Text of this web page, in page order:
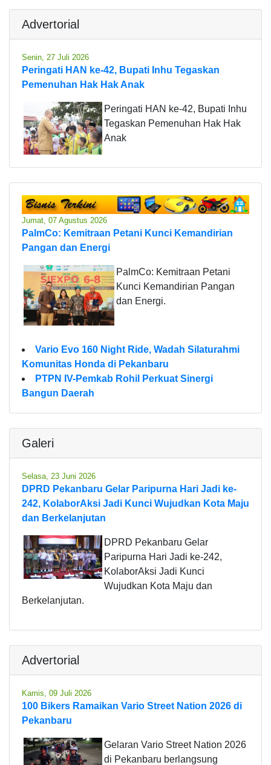
Advertorial
Senin, 27 Juli 2026
Peringati HAN ke-42, Bupati Inhu Tegaskan
Pemenuhan Hak Hak Anak
Peringati HAN ke-42, Bupati Inhu
Tegaskan Pemenuhan Hak Hak
Anak
Jumat, 07 Agustus 2026
PalmCo: Kemitraan Petani Kunci Kemandirian
Pangan dan Energi
PalmCo: Kemitraan Petani
Kunci Kemandirian Pangan
dan Energi.
Vario Evo 160 Night Ride, Wadah Silaturahmi
Komunitas Honda di Pekanbaru
PTPN IV-Pemkab Rohil Perkuat Sinergi
Bangun Daerah
Galeri
Selasa, 23 Juni 2026
DPRD Pekanbaru Gelar Paripurna Hari Jadi ke-
242, KolaborAksi Jadi Kunci Wujudkan Kota Maju
dan Berkelanjutan
DPRD Pekanbaru Gelar
Paripurna Hari Jadi ke-242,
KolaborAksi Jadi Kunci
Wujudkan Kota Maju dan
Berkelanjutan.
Advertorial
Kamis, 09 Juli 2026
100 Bikers Ramaikan Vario Street Nation 2026 di
Pekanbaru
Gelaran Vario Street Nation 2026
di Pekanbaru berlangsung